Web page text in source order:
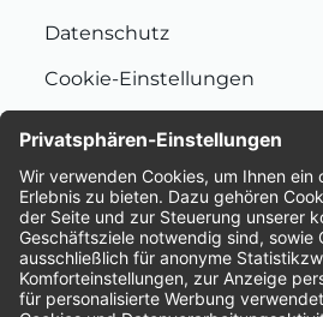
Datenschutz
Cookie-Einstellungen
Bewertungen